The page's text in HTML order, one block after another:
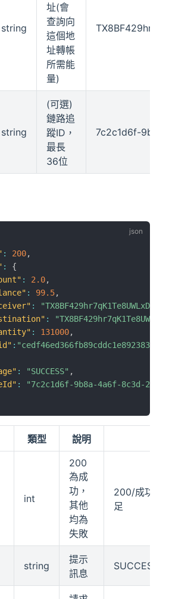
string
址(會
查詢向
這個地
址轉帳
所需能
量)
string
(可選)
鏈路追
蹤ID，
最長
36位
7c2c1d6f-
: 200,
:
{
: 2.0,
: 99.5,
:
:
: 131000,
:
: "SUCCESS" ,
:
"7c2c1d6f-9b8a-4a6f-8c3d-
類型 說明
int
200
為成
功，
其他
均為
失敗
200/成功
足
string
提示
訊息
SUCCESS/